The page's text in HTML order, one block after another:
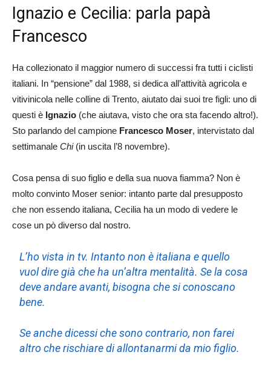
Ignazio e Cecilia: parla papà
Francesco
Ha collezionato il maggior numero di successi fra tutti i ciclisti
italiani. In “pensione” dal 1988, si dedica all’attività agricola e
vitivinicola nelle colline di Trento, aiutato dai suoi tre figli: uno di
questi è Ignazio (che aiutava, visto che ora sta facendo altro!).
Sto parlando del campione Francesco Moser, intervistato dal
settimanale Chi(in uscita l’8 novembre).
Cosa pensa di suo figlio e della sua nuova fiamma? Non è
molto convinto Moser senior: intanto parte dal presupposto
che non essendo italiana, Cecilia ha un modo di vedere le
cose un pò diverso dal nostro.
L’ho vista in tv. Intanto non è italiana e quello
vuol dire già che ha un’altra mentalità. Se la cosa
deve andare avanti, bisogna che si conoscano
bene.
Se anche dicessi che sono contrario, non farei
altro che rischiare di allontanarmi da mio figlio.